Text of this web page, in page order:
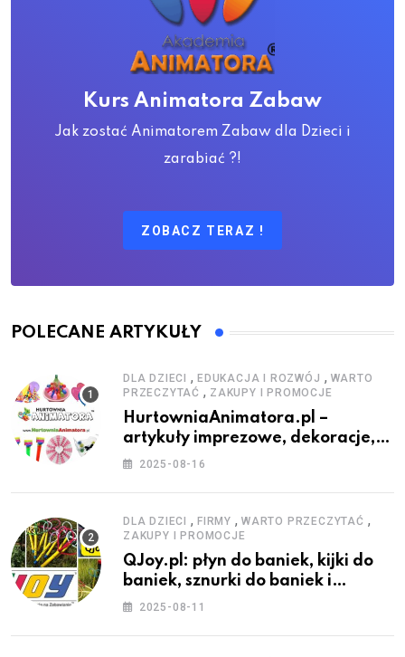
Kurs Animatora Zabaw
Jak zostać Animatorem Zabaw dla Dzieci i
zarabiać ?!
ZOBACZ TERAZ !
POLECANE ARTYKUŁY
DLA DZIECI , EDUKACJA I ROZWÓJ , WARTO
PRZECZYTAĆ , ZAKUPY I PROMOCJE
HurtowniaAnimatora.pl –
artykuły imprezowe, dekoracje,
stroje i akcesoria dla animatorów
2025-08-16
DLA DZIECI , FIRMY , WARTO PRZECZYTAĆ ,
ZAKUPY I PROMOCJE
QJoy.pl: płyn do baniek, kijki do
baniek, sznurki do baniek i
zestawy do baniek
2025-08-11